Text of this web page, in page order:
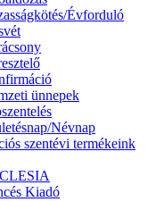
Évforduló
ünnepek
Névnap
szentévi termékeink
Kiadó